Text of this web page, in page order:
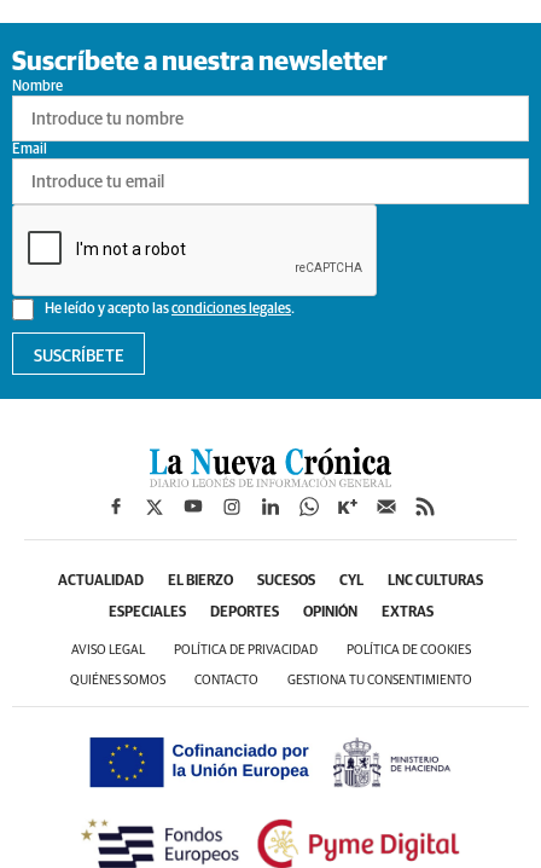
Suscríbete a nuestra newsletter
Nombre
He leído y acepto lascondiciones legales.
Email
SUSCRÍBETE
ACTUALIDAD EL BIERZO SUCESOS CYL LNC CULTURAS
ESPECIALES DEPORTES OPINIÓN EXTRAS
AVISO LEGAL POLÍTICA DE PRIVACIDAD POLÍTICA DE COOKIES
QUIÉNES SOMOS CONTACTO GESTIONA TU CONSENTIMIENTO